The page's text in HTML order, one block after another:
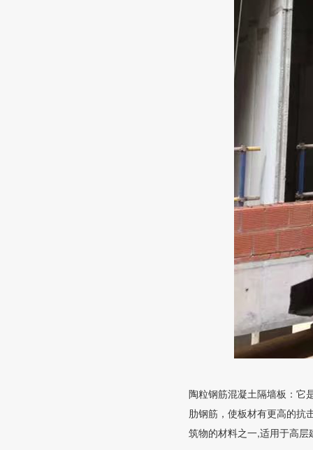
陶粒钢筋混凝土隔墙板：它
肋钢筋，使板材有更高的抗
筑物的材料之一,适用于高